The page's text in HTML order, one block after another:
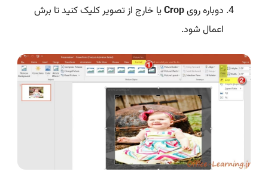
دوباره رویCropیا خارج از تصویر کلیک کنید تا برش
اعمال شود.